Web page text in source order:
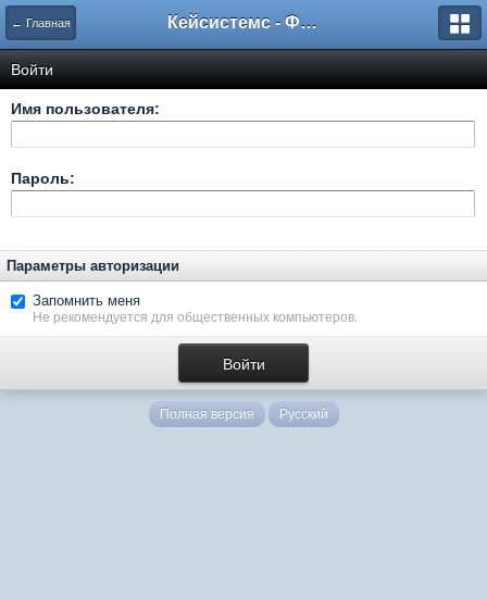
← Главная Кейсистемс - Форумы
Войти
Имя пользователя:
Пароль:
Параметры авторизации
Запомнить меня
Не рекомендуется для общественных компьютеров.
Полная версия Русский